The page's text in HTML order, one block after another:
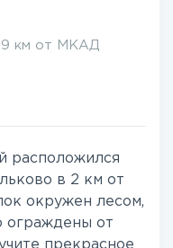
км от МКАД
расположился
в 2 км от
окружен лесом,
ограждены от
прекрасное